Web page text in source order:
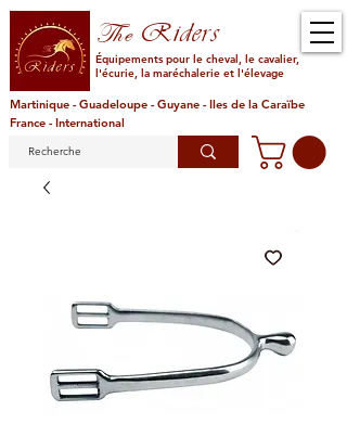
TheRiders
Équipements pour le cheval, le cavalier,
l'écurie, la maréchalerie et l'élevage
Martinique - Guadeloupe - Guyane - Iles de la Caraïbe
France - International